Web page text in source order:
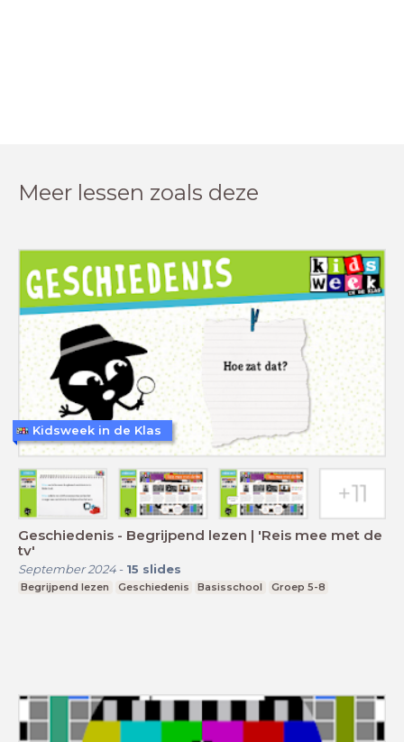
Meer lessen zoals deze
Geschiedenis - Begrijpend lezen | 'Reis mee met de
tv'
September 2024- 15 slides
Begrijpend lezen Geschiedenis Basisschool Groep 5-8
Kidsweek in de Klas